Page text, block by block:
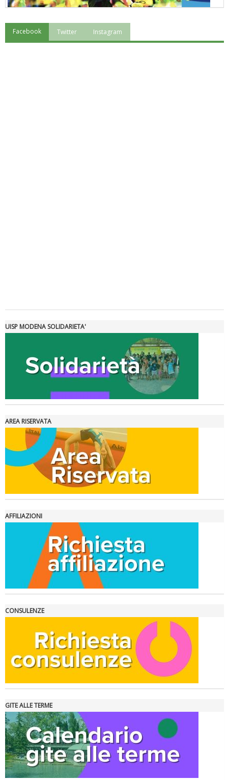
"Superare gli ostacoli": la relazione di Tiziano Pesce al CN Uisp
Tiziano Pesce a Radio InBlu2000 traccia il bilancio della stagione
Ddl Lobby, Uisp: “Il Parlamento valorizzi le nostre specificità"
Tiziano Pesce nel Cda di Fondazione Terzjus: prima riunione a
Roma
Facebook Twitter Instagram
UISP MODENA SOLIDARIETA'
AREA RISERVATA
AFFILIAZIONI
CONSULENZE
GITE ALLE TERME